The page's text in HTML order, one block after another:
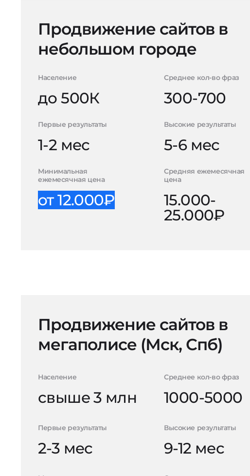
Продвижение сайтов в
небольшом городе
Население
до 500К
Среднее кол-во фраз
300-700
Первые результаты
1-2 мес
Высокие результаты
5-6 мес
Минимальная
ежемесячная цена
от 12.000₽
Средняя ежемесячная
цена
15.000-
25.000₽
Продвижение сайтов в
мегаполисе (Мск, Спб)
Население
свыше 3 млн
Среднее кол-во фраз
1000-5000
Первые результаты
2-3 мес
Высокие результаты
9-12 мес